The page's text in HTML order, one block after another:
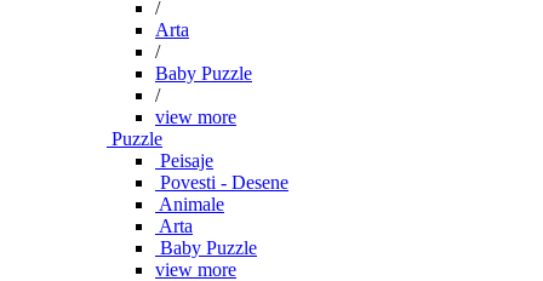
/
Arta
/
Baby Puzzle
/
view more
Puzzle
Peisaje
Povesti - Desene
Animale
Arta
Baby Puzzle
view more